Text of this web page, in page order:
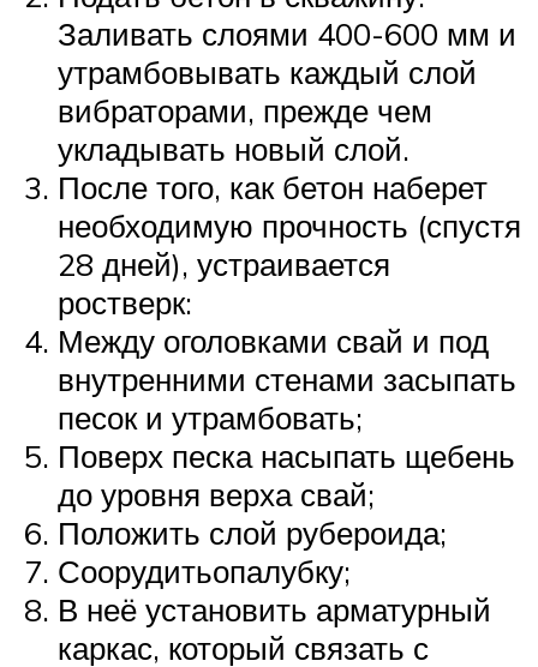
Заливать слоями 400-600 мм и
утрамбовывать каждый слой
вибраторами, прежде чем
укладывать новый слой.
После того, как бетон наберет
необходимую прочность (спустя
28 дней), устраивается
ростверк:
Между оголовками свай и под
внутренними стенами засыпать
песок и утрамбовать;
Поверх песка насыпать щебень
до уровня верха свай;
Положить слой рубероида;
Соорудитьопалубку;
В неё установить арматурный
каркас, который связать с